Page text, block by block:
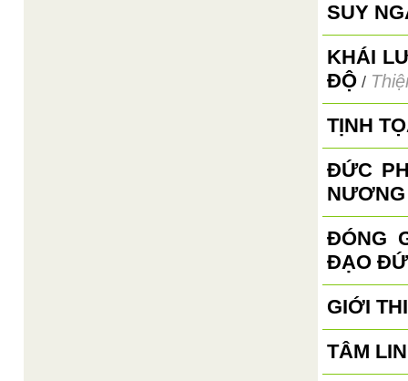
SUY
KHÁI
ĐỘ /
TỊNH
ĐỨC
NƯƠNG
ĐÓNG
ĐẠO
GIỚI
TÂM